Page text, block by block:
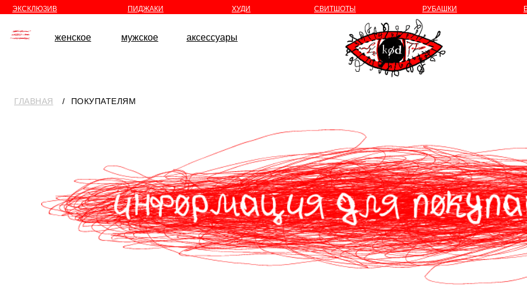
женское мужское аксессуары
ЭКСКЛЮЗИВ ПИДЖАКИ ХУДИ СВИТШОТЫ РУБАШКИ
Информация для покупателей
ГЛАВНАЯ ⠀/⠀ПОКУПАТЕЛЯМ